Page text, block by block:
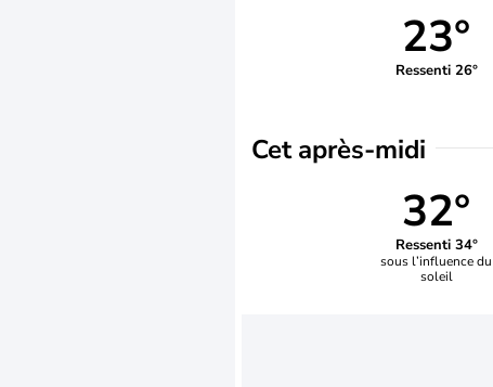
23°
Ressenti 26°
Cet après-midi
32°
Ressenti 34°
sous l’influence du
soleil